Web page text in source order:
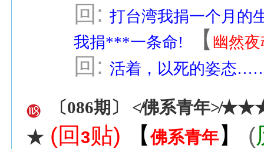
回: 打台湾我捐一个月的
我捐***一条命!
【 幽然
回: 活着，以死的姿态
〔086期〕 ≮佛系青年
★ (回3贴) 【佛系青年 】 (